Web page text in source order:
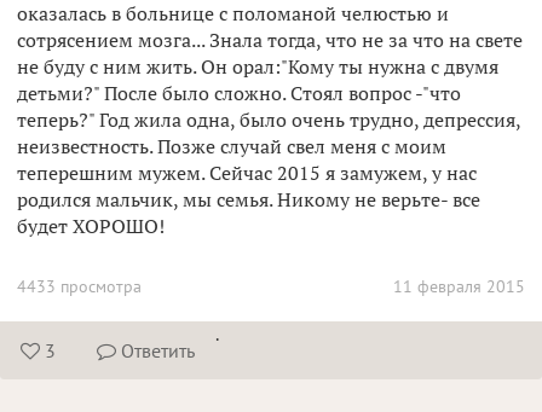
оказалась в больнице с поломаной челюстью и
сотрясением мозга... Знала тогда, что не за что на свете
не буду с ним жить. Он орал:"Кому ты нужна с двумя
детьми?" После было сложно. Стоял вопрос -"что
теперь?" Год жила одна, было очень трудно, депрессия,
неизвестность. Позже случай свел меня с моим
теперешним мужем. Сейчас 2015 я замужем, у нас
родился мальчик, мы семья. Никому не верьте- все
будет ХОРОШО!
11 февраля 2015
4433 просмотра
 3  Ответить
.